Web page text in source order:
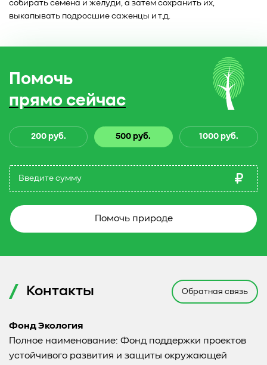
собирать семена и желуди, а затем сохранить их,
выкапывать подросшие саженцы и т.д.
Помочь
прямо сейчас
200 руб. 500 руб. 1000 руб.
Помочь природе
Контакты Обратная связь
Фонд Экология
Полное наименование: Фонд поддержки проектов
устойчивого развития и защиты окружающей